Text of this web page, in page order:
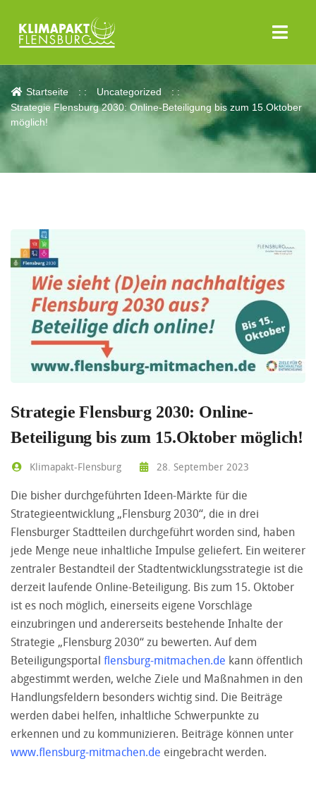
Aktuelles
Startseite
Uncategorized
Strategie Flensburg 2030: Online-Beteiligung bis zum 15.Oktober
möglich!
Strategie Flensburg 2030: Online-
Beteiligung bis zum 15.Oktober möglich!
Klimapakt-Flensburg 28. September 2023
Die bisher durchgeführten Ideen-Märkte für die
Strategieentwicklung „Flensburg 2030“, die in drei
Flensburger Stadtteilen durchgeführt worden sind, haben
jede Menge neue inhaltliche Impulse geliefert. Ein weiterer
zentraler Bestandteil der Stadtentwicklungsstrategie ist die
derzeit laufende Online-Beteiligung. Bis zum 15. Oktober
ist es noch möglich, einerseits eigene Vorschläge
einzubringen und andererseits bestehende Inhalte der
Strategie „Flensburg 2030“ zu bewerten. Auf dem
Beteiligungsportal flensburg-mitmachen.de kann öffentlich
abgestimmt werden, welche Ziele und Maßnahmen in den
Handlungsfeldern besonders wichtig sind. Die Beiträge
werden dabei helfen, inhaltliche Schwerpunkte zu
erkennen und zu kommunizieren. Beiträge können unter
www.flensburg-mitmachen.de eingebracht werden.